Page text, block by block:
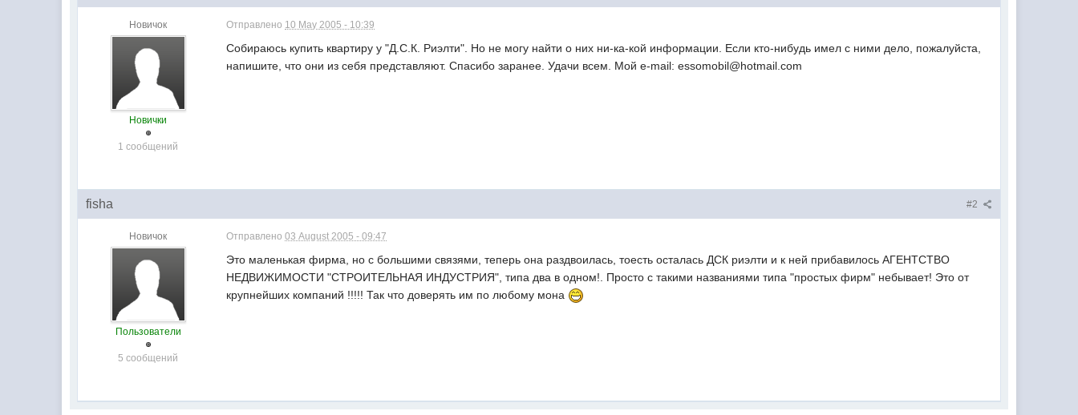
Новичок
Новички
1 сообщений
Отправлено 10 May 2005 - 10:39
Собираюсь купить квартиру у "Д.С.К. Риэлти". Но не могу найти о них ни-ка-кой информации. Если кто-нибудь имел с ними дело, пожалуйста,
напишите, что они из себя представляют. Спасибо заранее. Удачи всем. Мой e-mail: essomobil@hotmail.com
#2
fisha
Новичок
Пользователи
5 сообщений
Отправлено03 August 2005 - 09:47
Это маленькая фирма, но с большими связями, теперь она раздвоилась, тоесть осталась ДСК риэлти и к ней прибавилось АГЕНТСТВО
НЕДВИЖИМОСТИ "СТРОИТЕЛЬНАЯ ИНДУСТРИЯ", типа два в одном!. Просто с такими названиями типа "простых фирм" небывает! Это от
крупнейших компаний !!!!! Так что доверять им по любому мона